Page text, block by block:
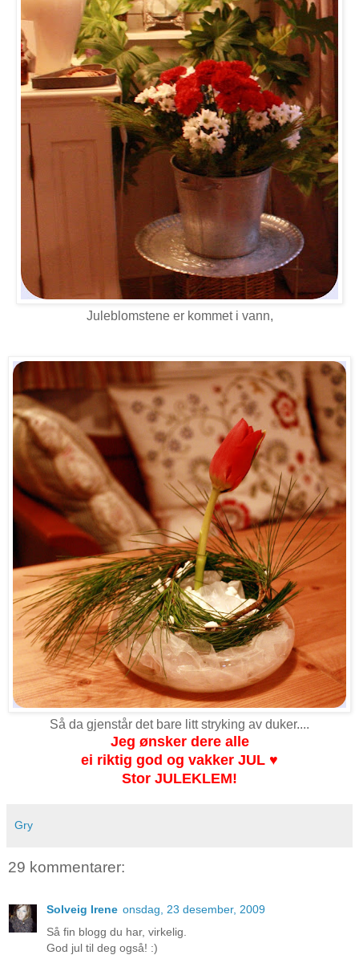
Juleblomstene er kommet i vann,
Så da gjenstår det bare litt stryking av duker....
Jeg ønsker dere alle
ei riktig god og vakker JUL ♥
Stor JULEKLEM!
Gry
29 kommentarer:
Solveig Irene onsdag, 23 desember, 2009
Så fin blogg du har, virkelig.
God jul til deg også! :)